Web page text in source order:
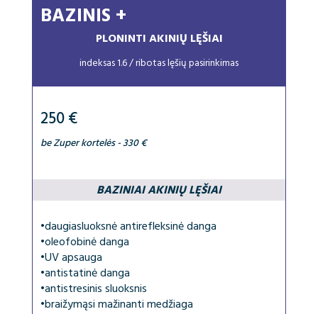
BAZINIS +
PLONINTI AKINIŲ LĘŠIAI
indeksas 1.6 / ribotas lęšių pasirinkimas
250 €
be Zuper kortelės - 330 €
BAZINIAI AKINIŲ LĘŠIAI
•daugiasluoksnė antirefleksinė danga
•oleofobinė danga
•UV apsauga
•antistatinė danga
•antistresinis sluoksnis
•braižymąsi mažinanti medžiaga